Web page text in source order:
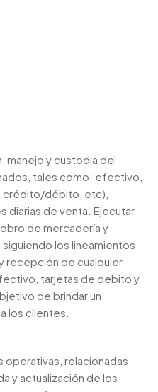
manejo y custodia del
tales como: efectivo,
crédito/débito, etc),
diarias de venta. Ejecutar
de mercadería y
los lineamientos
recepción de cualquier
tarjetas de debito y
de brindar un
los clientes.
operativas, relacionadas
y actualización de los